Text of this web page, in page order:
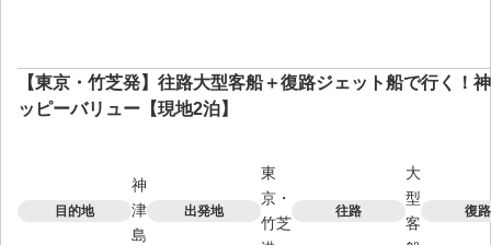
【東京・竹芝発】往路大型客船＋復路ジェット船で行く！
ッピーバリュー【現地2泊】
目的地
神
津
島
出発地
東
京・
竹芝
往路
大
型
客
復路